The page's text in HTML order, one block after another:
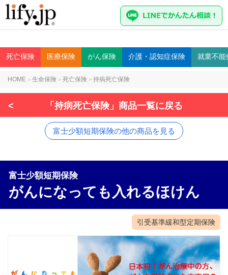
死亡保険 医療保険 がん保険 介護・認知症保険 就業不能
HOME > 生命保険 > 死亡保険 > 持病死亡保険
< 「持病死亡保険」商品一覧に戻る
富士少額短期保険の他の商品を見る
富士少額短期保険
がんになっても入れるほけん
引受基準緩和型定期保険